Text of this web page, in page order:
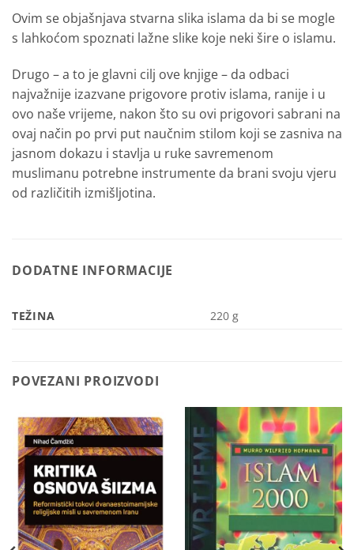
Ovim se objašnjava stvarna slika islama da bi se mogle
s lahkoćom spoznati lažne slike koje neki šire o islamu.
Drugo – a to je glavni cilj ove knjige – da odbaci
najvažnije izazvane prigovore protiv islama, ranije i u
ovo naše vrijeme, nakon što su ovi prigovori sabrani na
ovaj način po prvi put naučnim stilom koji se zasniva na
jasnom dokazu i stavlja u ruke savremenom
muslimanu potrebne instrumente da brani svoju vjeru
od različitih izmišljotina.
DODATNE INFORMACIJE
TEŽINA 220 g
POVEZANI PROIZVODI